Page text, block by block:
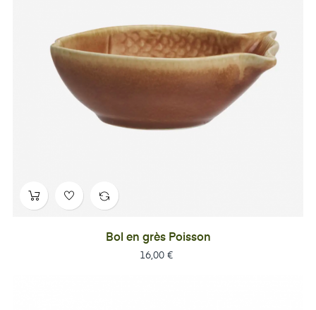
Bol en grès Poisson
Prix
16,00 €